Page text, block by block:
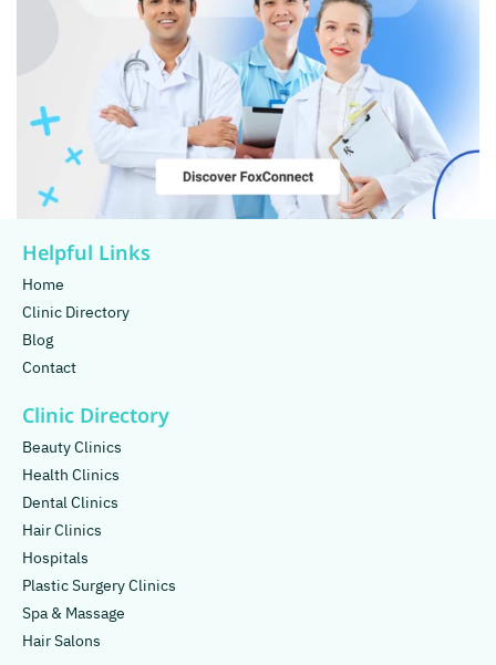
Helpful Links
Home
Clinic Directory
Blog
Contact
Clinic Directory
Beauty Clinics
Health Clinics
Dental Clinics
Hair Clinics
Hospitals
Plastic Surgery Clinics
Spa & Massage
Hair Salons